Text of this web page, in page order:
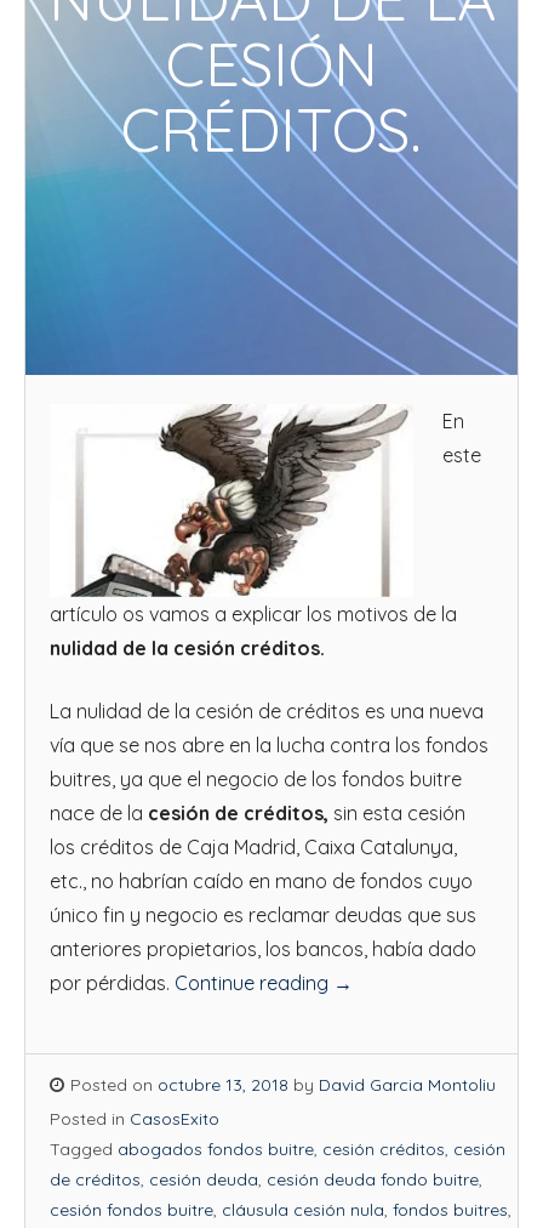
CESIÓN
CRÉDITOS.
En
este
artículo os vamos a explicar los motivos de la
nulidad de la cesión créditos.
La nulidad de la cesión de créditos es una nueva
vía que se nos abre en la lucha contra los fondos
buitres, ya que el negocio de los fondos buitre
nace de la cesión de créditos, sin esta cesión
los créditos de Caja Madrid, Caixa Catalunya,
etc., no habrían caído en mano de fondos cuyo
único fin y negocio es reclamar deudas que sus
anteriores propietarios, los bancos, había dado
por pérdidas. Continue reading →
Posted on octubre 13, 2018 by David Garcia Montoliu
Posted in CasosExito
Tagged abogados fondos buitre, cesión créditos, cesión
de créditos, cesión deuda, cesión deuda fondo buitre,
cesión fondos buitre, cláusula cesión nula, fondos buitres,